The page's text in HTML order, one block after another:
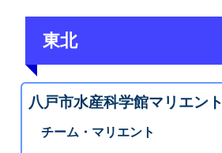
東北
八戸市水産科学館マリエント
チーム・マリエント